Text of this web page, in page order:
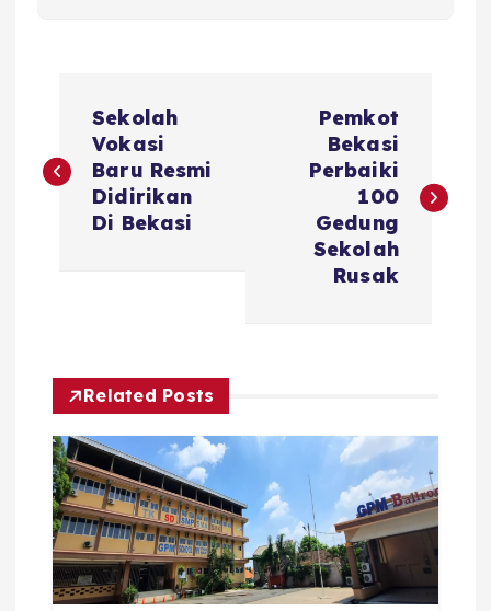
o
a
v
g
a
Sekolah
Vokasi
Baru Resmi
Didirikan
Di Bekasi
Pemkot
Bekasi
Perbaiki
100
Gedung
Sekolah
Rusak
Related Posts